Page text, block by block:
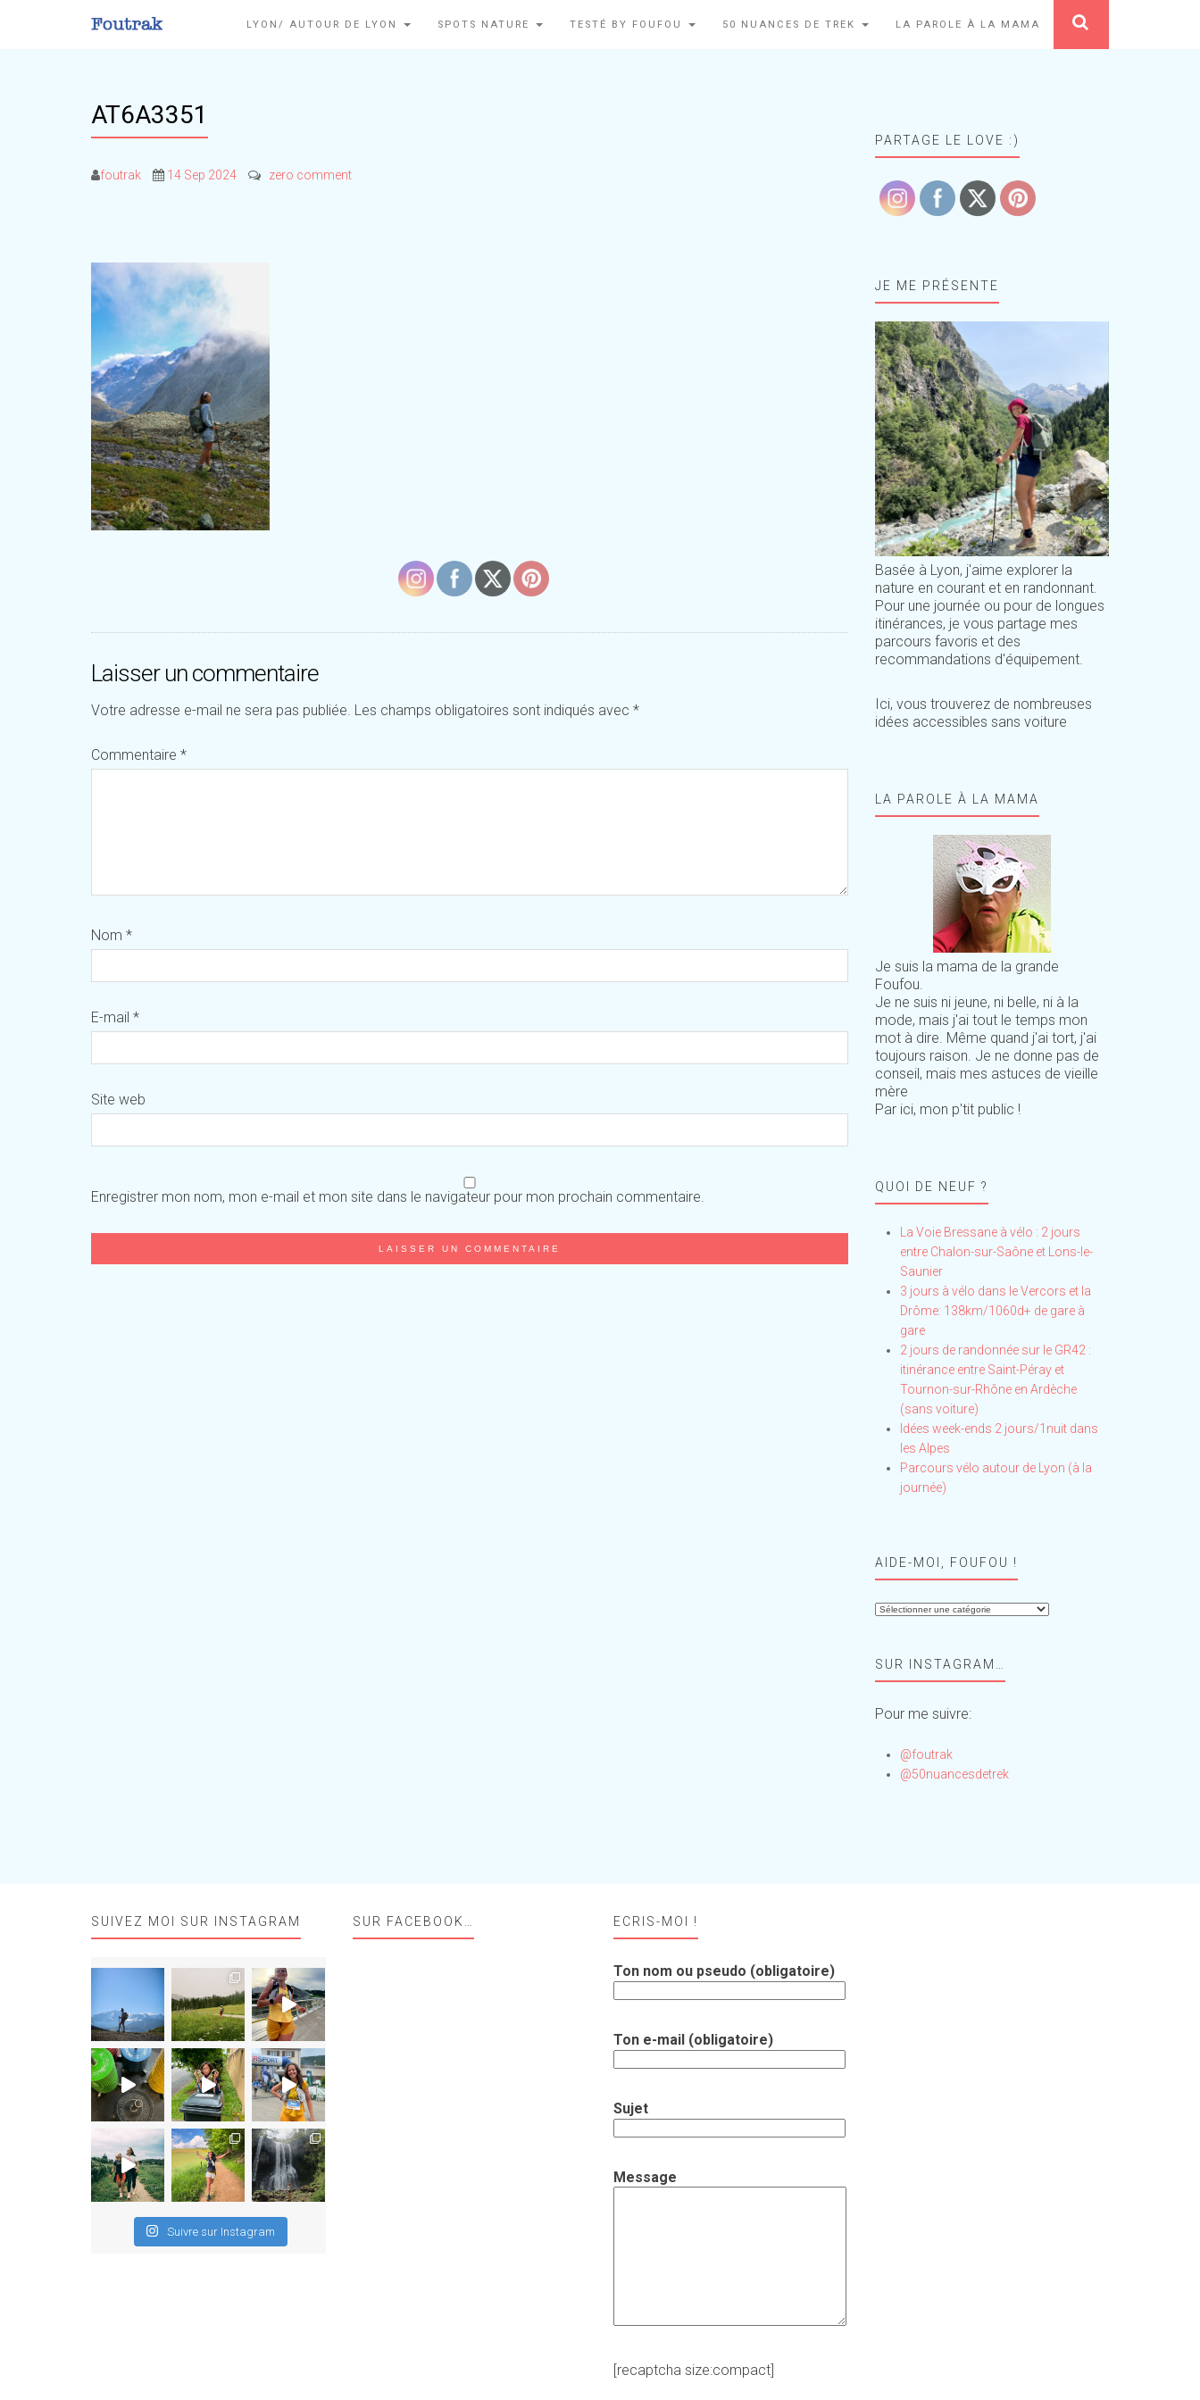
LYON/ AUTOUR DE LYON SPOTS NATURE TESTÉ BY FOUFOU 50 NUANCES DE TREK LA PAROLE À LA MAMA
AT6A3351
foutrak 14 Sep 2024 zero comment
Laisser un commentaire
Votre adresse e-mail ne sera pas publiée. Les champs obligatoires sont indiqués avec *
Commentaire *
Nom *
E-mail *
Site web
Enregistrer mon nom, mon e-mail et mon site dans le navigateur pour mon prochain commentaire.
PARTAGE LE LOVE :)
JE ME PRÉSENTE
Basée à Lyon, j'aime explorer la
nature en courant et en randonnant.
Pour une journée ou pour de longues
itinérances, je vous partage mes
parcours favoris et des
recommandations d'équipement.
Ici, vous trouverez de nombreuses
idées accessibles sans voiture
LA PAROLE À LA MAMA
Je suis la mama de la grande
Foufou.
Je ne suis ni jeune, ni belle, ni à la
mode, mais j'ai tout le temps mon
mot à dire. Même quand j'ai tort, j'ai
toujours raison. Je ne donne pas de
conseil, mais mes astuces de vieille
mère
Par ici, mon p'tit public !
QUOI DE NEUF ?
La Voie Bressane à vélo : 2 jours
entre Chalon-sur-Saône et Lons-le-
Saunier
3 jours à vélo dans le Vercors et la
Drôme: 138km/1060d+ de gare à
gare
2 jours de randonnée sur le GR42 :
itinérance entre Saint-Péray et
Tournon-sur-Rhône en Ardèche
(sans voiture)
Idées week-ends 2 jours/1nuit dans
les Alpes
Parcours vélo autour de Lyon (à la
journée)
AIDE-MOI, FOUFOU !
Aide-
!SUR INSTAGRAM…
Pour me suivre:
@foutrak
@50nuancesdetrek
SUIVEZ MOI SUR INSTAGRAM
Suivre sur Instagram
SUR FACEBOOK… ECRIS-MOI !
Ton nom ou pseudo (obligatoire)
Ton e-mail (obligatoire)
Sujet
Message
[recaptcha size:compact]